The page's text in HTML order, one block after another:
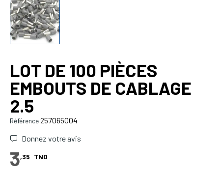
LOT DE 100 PIÈCES
EMBOUTS DE CABLAGE
2.5
Référence257065004
Donnez votre avis
3,35 TND